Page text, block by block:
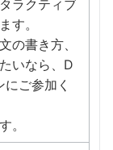
ラクティブ
す。
の書き方、
いなら、D
ご参加く
。